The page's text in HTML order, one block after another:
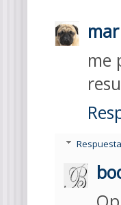
mar
me